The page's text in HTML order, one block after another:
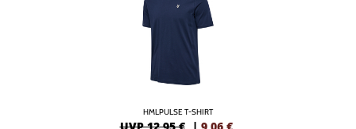
HMLPULSE T-SHIRT
UVP 12,95 € | 9,06 €